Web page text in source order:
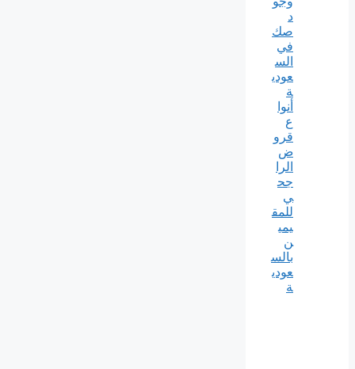
د
صك
في
الس
عودي
ة
أنوا
ع
قرو
ض
الرا
جح
ي
للمق
يمي
ن
بالس
عودي
ة